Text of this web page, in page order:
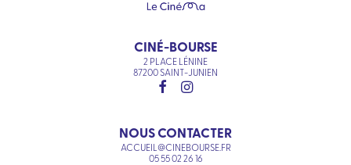
CINÉ-BOURSE
2 PLACE LÉNINE
87200 SAINT-JUNIEN
NOUS CONTACTER
ACCUEIL@CINEBOURSE.FR
05 55 02 26 16